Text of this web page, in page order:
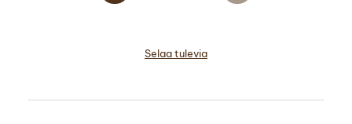
Selaa tulevia